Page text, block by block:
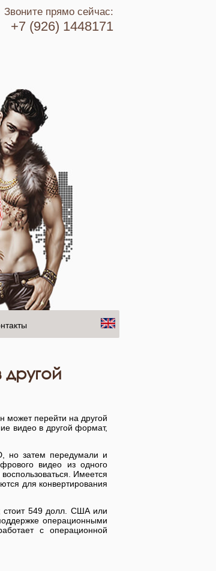
Звоните прямо сейчас:
+7 (926) 1448171
другой
может перейти на другой
видео в другой формат,
но затем передумали и
видео из одного
Имеется
для конвертирования
стоит 549 долл. США или
операционными
с операционной